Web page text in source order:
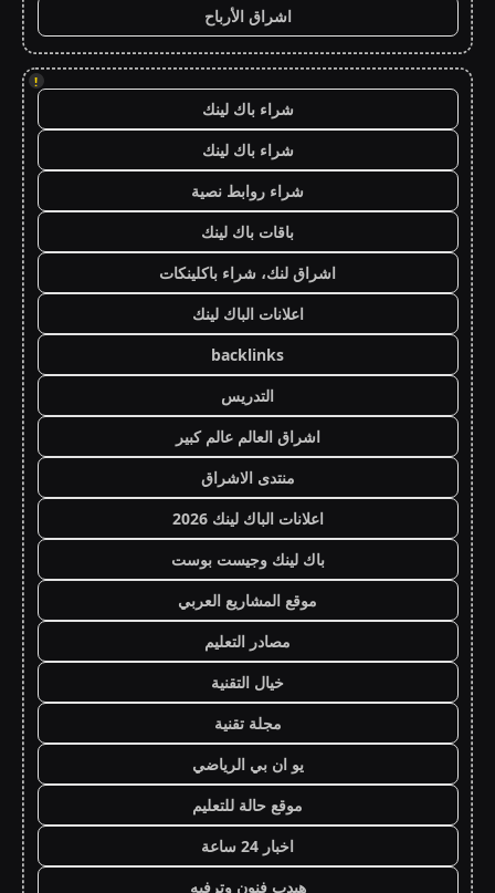
اشراق الأرباح
!
شراء باك لينك
شراء باك لينك
شراء روابط نصية
باقات باك لينك
اشراق لنك، شراء باكلينكات
اعلانات الباك لينك
backlinks
التدريس
اشراق العالم عالم كبير
منتدى الاشراق
اعلانات الباك لينك 2026
باك لينك وجيست بوست
موقع المشاريع العربي
مصادر التعليم
خيال التقنية
مجلة تقنية
يو ان بي الرياضي
موقع حالة للتعليم
اخبار 24 ساعة
هيدب فنون وترفيه